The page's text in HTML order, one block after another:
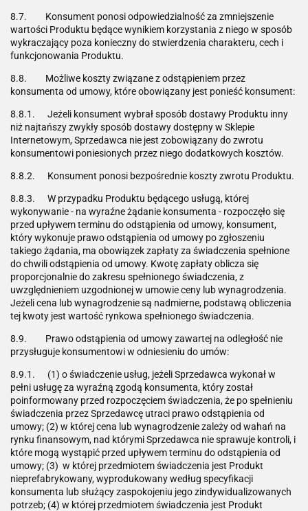
8.7. Konsument ponosi odpowiedzialność za zmniejszenie
wartości Produktu będące wynikiem korzystania z niego w sposób
wykraczający poza konieczny do stwierdzenia charakteru, cech i
funkcjonowania Produktu.
8.8. Możliwe koszty związane z odstąpieniem przez
konsumenta od umowy, które obowiązany jest ponieść konsument:
8.8.1. Jeżeli konsument wybrał sposób dostawy Produktu inny
niż najtańszy zwykły sposób dostawy dostępny w Sklepie
Internetowym, Sprzedawca nie jest zobowiązany do zwrotu
konsumentowi poniesionych przez niego dodatkowych kosztów.
8.8.2. Konsument ponosi bezpośrednie koszty zwrotu Produktu.
8.8.3. W przypadku Produktu będącego usługą, której
wykonywanie - na wyraźne żądanie konsumenta - rozpoczęło się
przed upływem terminu do odstąpienia od umowy, konsument,
który wykonuje prawo odstąpienia od umowy po zgłoszeniu
takiego żądania, ma obowiązek zapłaty za świadczenia spełnione
do chwili odstąpienia od umowy. Kwotę zapłaty oblicza się
proporcjonalnie do zakresu spełnionego świadczenia, z
uwzględnieniem uzgodnionej w umowie ceny lub wynagrodzenia.
Jeżeli cena lub wynagrodzenie są nadmierne, podstawą obliczenia
tej kwoty jest wartość rynkowa spełnionego świadczenia.
8.9. Prawo odstąpienia od umowy zawartej na odległość nie
przysługuje konsumentowi w odniesieniu do umów:
8.9.1. (1) o świadczenie usług, jeżeli Sprzedawca wykonał w
pełni usługę za wyraźną zgodą konsumenta, który został
poinformowany przed rozpoczęciem świadczenia, że po spełnieniu
świadczenia przez Sprzedawcę utraci prawo odstąpienia od
umowy; (2) w której cena lub wynagrodzenie zależy od wahań na
rynku finansowym, nad którymi Sprzedawca nie sprawuje kontroli, i
które mogą wystąpić przed upływem terminu do odstąpienia od
umowy; (3) w której przedmiotem świadczenia jest Produkt
nieprefabrykowany, wyprodukowany według specyfikacji
konsumenta lub służący zaspokojeniu jego zindywidualizowanych
potrzeb; (4) w której przedmiotem świadczenia jest Produkt